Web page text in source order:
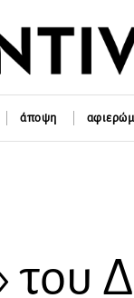
άποψη
του